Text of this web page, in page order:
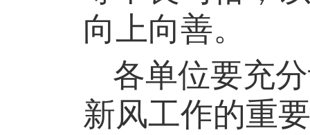
向上向善。
各单位要充
新风工作的重